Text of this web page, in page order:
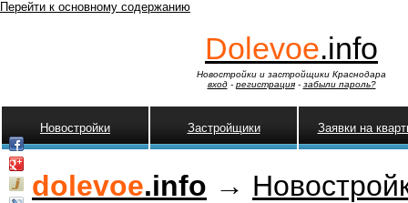
Перейти к основному содержанию
Dolevoe.info
Новостройки и застройщики Краснодара
вход- регистрация- забыли пароль?
Новостройки Застройщики Заявки на
dolevoe.info →